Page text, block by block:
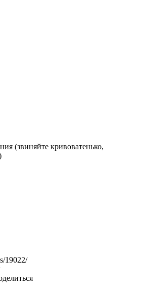
(звиняйте кривоватенько,
19022/